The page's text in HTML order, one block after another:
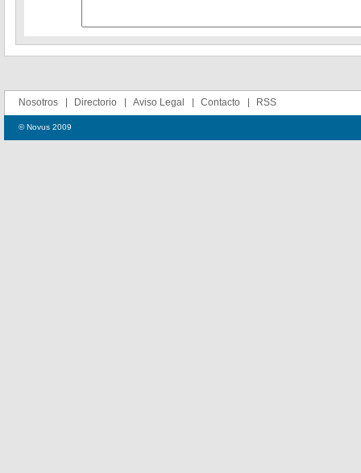
Nosotros Directorio Aviso Legal Contacto RSS
© Novus 2009